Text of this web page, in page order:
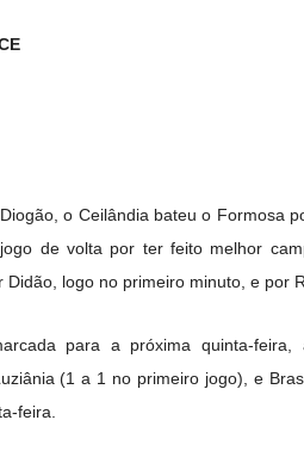
o Ceilândia bateu o Formosa
de volta por ter feito melhor
logo no primeiro minuto, e por
para a próxima quinta-
(1 a 1 no primeiro jogo), e
feira.